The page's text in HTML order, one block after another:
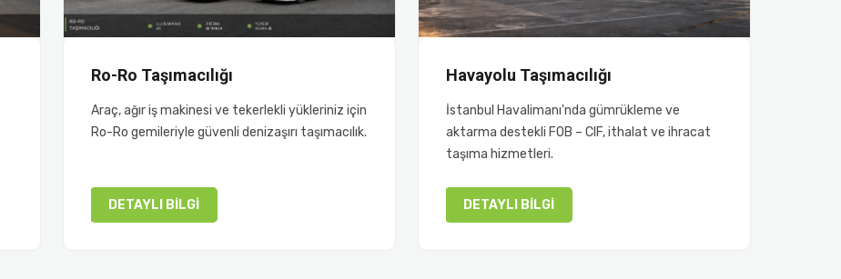
Ro-Ro Taşımacılığı
Araç, ağır iş makinesi ve tekerlekli yükleriniz için
Ro-Ro gemileriyle güvenli denizaşırı taşımacılık.
DETAYLI BILGI
Havayolu Taşımacılığı
İstanbul Havalimanı'nda gümrükleme ve
aktarma destekli FOB – CIF, ithalat ve ihracat
taşıma hizmetleri.
DETAYLI BILGI